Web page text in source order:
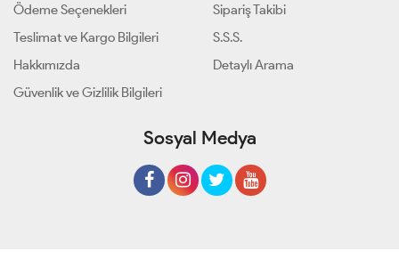
Ödeme Seçenekleri
Teslimat ve Kargo Bilgileri
Hakkımızda
Güvenlik ve Gizlilik Bilgileri
Sipariş Takibi
S.S.S.
Detaylı Arama
Sosyal Medya